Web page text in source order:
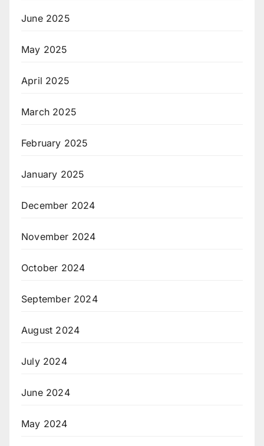
June 2025
May 2025
April 2025
March 2025
February 2025
January 2025
December 2024
November 2024
October 2024
September 2024
August 2024
July 2024
June 2024
May 2024